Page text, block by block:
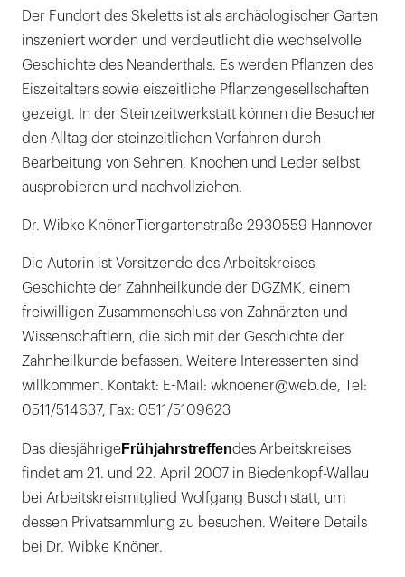
Der Fundort des Skeletts ist als archäologischer Garten
inszeniert worden und verdeutlicht die wechselvolle
Geschichte des Neanderthals. Es werden Pflanzen des
Eiszeitalters sowie eiszeitliche Pflanzengesellschaften
gezeigt. In der Steinzeitwerkstatt können die Besucher
den Alltag der steinzeitlichen Vorfahren durch
Bearbeitung von Sehnen, Knochen und Leder selbst
ausprobieren und nachvollziehen.
Dr. Wibke KnönerTiergartenstraße 2930559 Hannover
Die Autorin ist Vorsitzende des Arbeitskreises
Geschichte der Zahnheilkunde der DGZMK, einem
freiwilligen Zusammenschluss von Zahnärzten und
Wissenschaftlern, die sich mit der Geschichte der
Zahnheilkunde befassen. Weitere Interessenten sind
willkommen. Kontakt: E-Mail: wknoener@web.de, Tel:
0511/514637, Fax: 0511/5109623
Das diesjährigeFrühjahrstreffendes Arbeitskreises
findet am 21. und 22. April 2007 in Biedenkopf-Wallau
bei Arbeitskreismitglied Wolfgang Busch statt, um
dessen Privatsammlung zu besuchen. Weitere Details
bei Dr. Wibke Knöner.